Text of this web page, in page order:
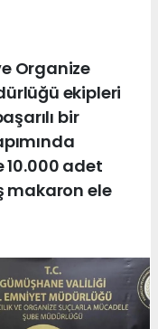
Organize
ekipleri
bir
10.000 adet
makaron ele